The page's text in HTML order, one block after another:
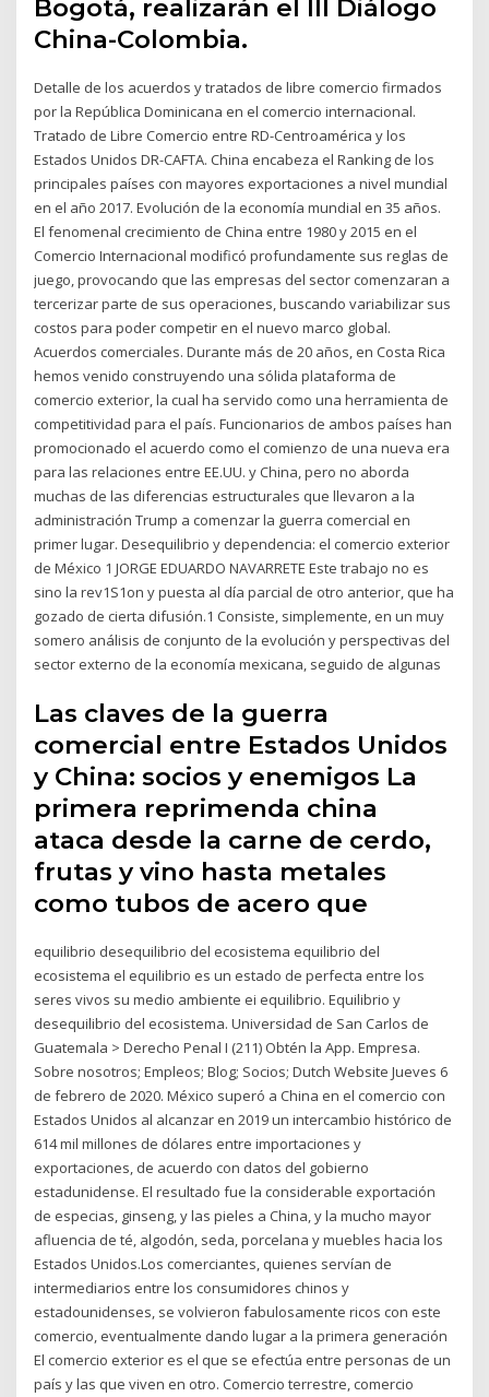
Bogotá, realizarán el III Diálogo
China-Colombia.
Detalle de los acuerdos y tratados de libre comercio firmados
por la República Dominicana en el comercio internacional.
Tratado de Libre Comercio entre RD-Centroamérica y los
Estados Unidos DR-CAFTA. China encabeza el Ranking de los
principales países con mayores exportaciones a nivel mundial
en el año 2017. Evolución de la economía mundial en 35 años.
El fenomenal crecimiento de China entre 1980 y 2015 en el
Comercio Internacional modificó profundamente sus reglas de
juego, provocando que las empresas del sector comenzaran a
tercerizar parte de sus operaciones, buscando variabilizar sus
costos para poder competir en el nuevo marco global.
Acuerdos comerciales. Durante más de 20 años, en Costa Rica
hemos venido construyendo una sólida plataforma de
comercio exterior, la cual ha servido como una herramienta de
competitividad para el país. Funcionarios de ambos países han
promocionado el acuerdo como el comienzo de una nueva era
para las relaciones entre EE.UU. y China, pero no aborda
muchas de las diferencias estructurales que llevaron a la
administración Trump a comenzar la guerra comercial en
primer lugar. Desequilibrio y dependencia: el comercio exterior
de México 1 JORGE EDUARDO NAVARRETE Este trabajo no es
sino la rev1S1on y puesta al día parcial de otro anterior, que ha
gozado de cierta difusión.1 Consiste, simplemente, en un muy
somero análisis de conjunto de la evolución y perspectivas del
sector externo de la economía mexicana, seguido de algunas
Las claves de la guerra
comercial entre Estados Unidos
y China: socios y enemigos La
primera reprimenda china
ataca desde la carne de cerdo,
frutas y vino hasta metales
como tubos de acero que
equilibrio desequilibrio del ecosistema equilibrio del
ecosistema el equilibrio es un estado de perfecta entre los
seres vivos su medio ambiente ei equilibrio. Equilibrio y
desequilibrio del ecosistema. Universidad de San Carlos de
Guatemala > Derecho Penal I (211) Obtén la App. Empresa.
Sobre nosotros; Empleos; Blog; Socios; Dutch Website Jueves 6
de febrero de 2020. México superó a China en el comercio con
Estados Unidos al alcanzar en 2019 un intercambio histórico de
614 mil millones de dólares entre importaciones y
exportaciones, de acuerdo con datos del gobierno
estadunidense. El resultado fue la considerable exportación
de especias, ginseng, y las pieles a China, y la mucho mayor
afluencia de té, algodón, seda, porcelana y muebles hacia los
Estados Unidos.Los comerciantes, quienes servían de
intermediarios entre los consumidores chinos y
estadounidenses, se volvieron fabulosamente ricos con este
comercio, eventualmente dando lugar a la primera generación
El comercio exterior es el que se efectúa entre personas de un
país y las que viven en otro. Comercio terrestre, comercio